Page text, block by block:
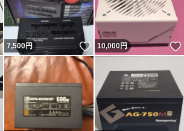
いいね！
7,500円 いいね！
10,000円